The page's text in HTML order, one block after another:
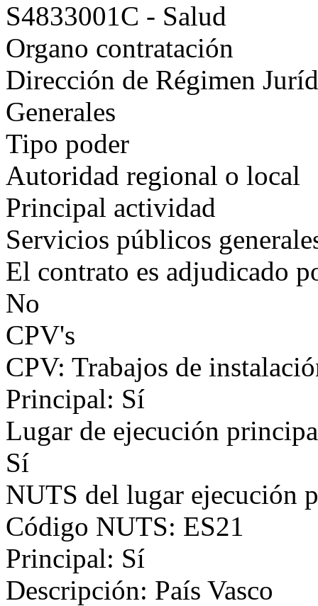
S4833001C - Salud
Organo contratación
Dirección de Régimen
Generales
Tipo poder
Autoridad regional o local
Principal actividad
Servicios públicos
El contrato es adjudicado
No
CPV's
CPV: Trabajos de
Principal: Sí
Lugar de ejecución
Sí
NUTS del lugar ejecución
Código NUTS: ES21
Principal: Sí
Descripción: País Vasco